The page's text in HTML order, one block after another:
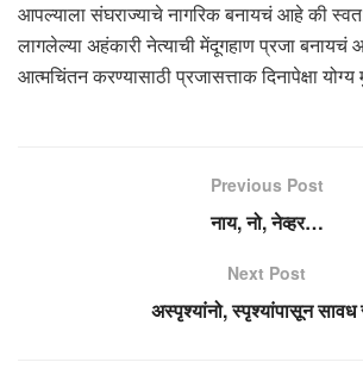
आपल्याला संघराज्याचे नागरिक बनायचं आहे की
लागलेल्या अहंकारी नेत्याची मेंदूगहाण प्रजा बनायचं
आत्मचिंतन करण्यासाठी प्रजासत्ताक दिनापेक्षा
Previous Post
नाय, नो, नेव्हर…
Next Post
अस्पृश्यांनो, स्पृश्यांपासून सावध